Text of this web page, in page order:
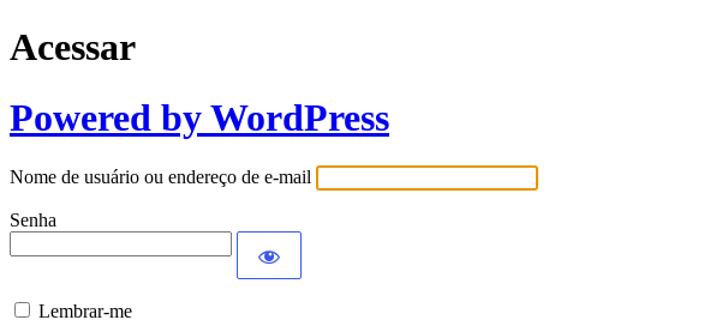
Acessar
Powered by WordPress
Nome de usuário ou endereço de e-mail
Senha
Lembrar-me